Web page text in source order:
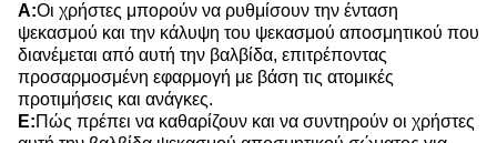
Α:Οι χρήστες μπορούν να ρυθμίσουν την ένταση
ψεκασμού και την κάλυψη του ψεκασμού αποσμητικού που
διανέμεται από αυτή την βαλβίδα, επιτρέποντας
προσαρμοσμένη εφαρμογή με βάση τις ατομικές
προτιμήσεις και ανάγκες.
Ε:Πώς πρέπει να καθαρίζουν και να συντηρούν οι χρήστες